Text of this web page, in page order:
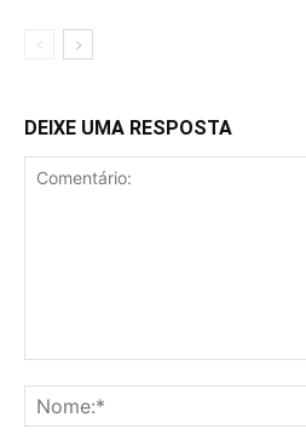
DEIXE UMA RESPOSTA